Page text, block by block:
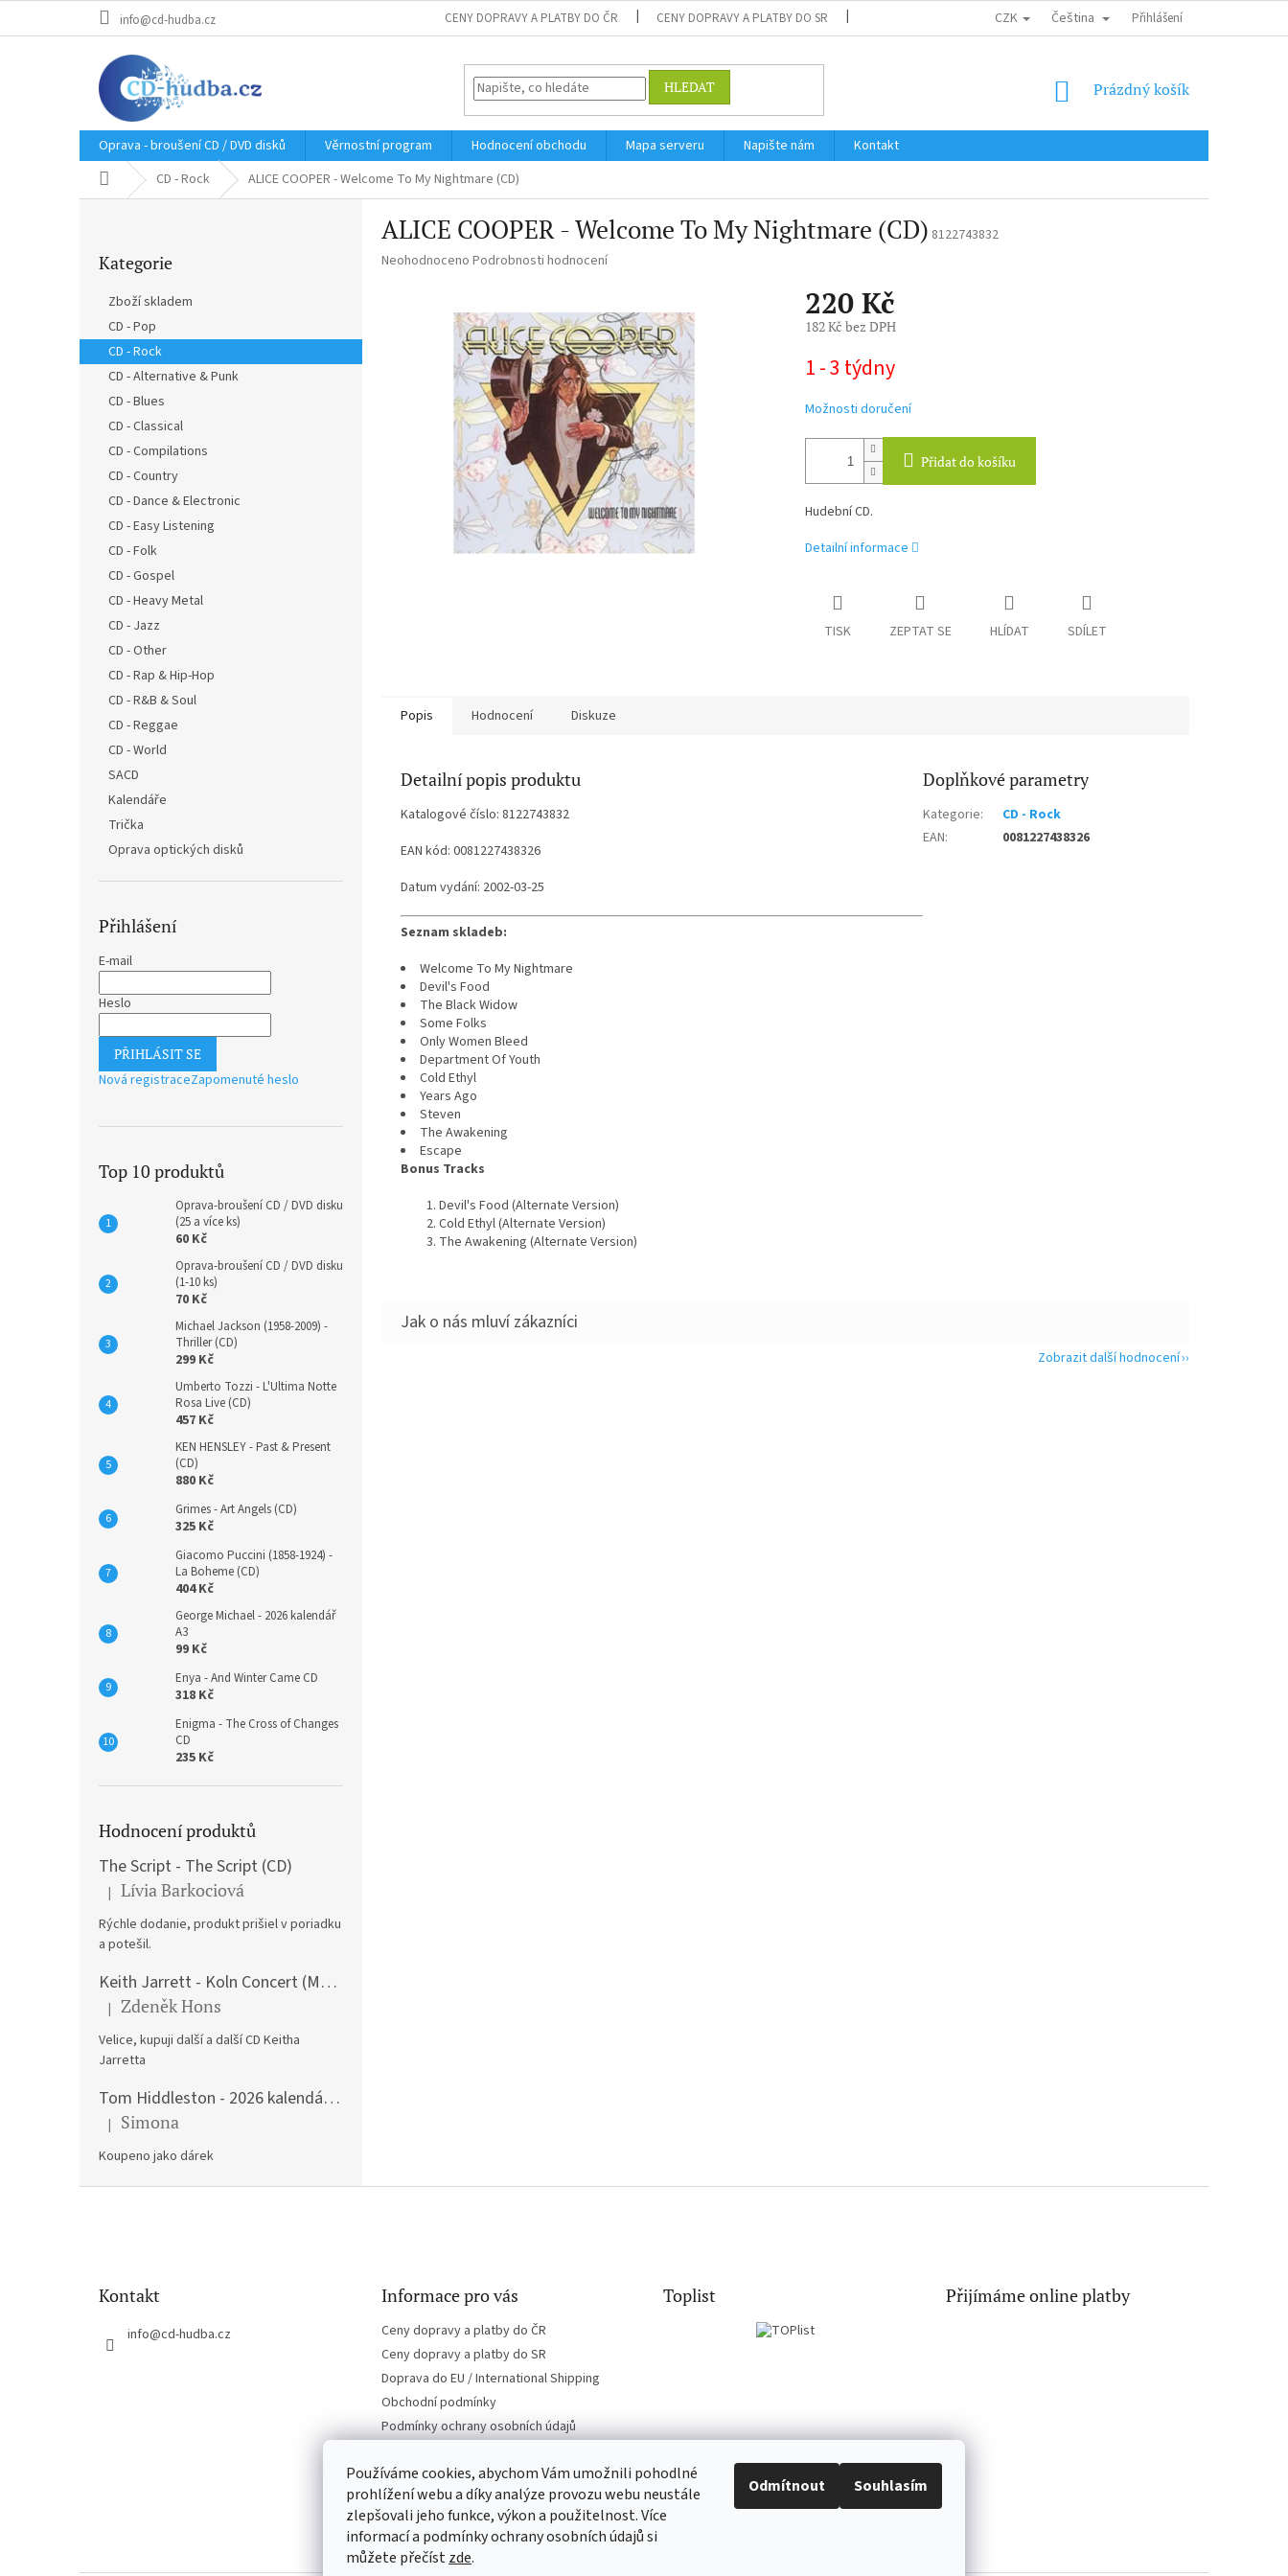
Používáme cookies, abychom Vám umožnili pohodlné
prohlížení webu a díky analýze provozu webu neustále
zlepšovali jeho funkce, výkon a použitelnost. Více
informací a podmínky ochrany osobních údajů si
můžete přečístzde.
Odmítnout Souhlasím
info@cd-hudba.cz CENY DOPRAVY A PLATBY DO ČR CENY DOPRAVY A PLATBY DO SR DOPRAVA DO EU / INTERNATIONAL SHIPPING OBCHODNÍ PODMÍNKY
CZK Čeština Přihlášení
HLEDAT
NÁKUPNÍ
Prázdný košík
Oprava - broušení CD / DVD disků Věrnostní program Hodnocení obchodu Mapa serveru Napište nám
Kontakt
Domů CD - Rock ALICE COOPER - Welcome To My Nightmare (CD)
n
kategorie
Kategorie
Zboží skladem
CD - Pop
CD - Rock
CD - Alternative & Punk
CD - Blues
CD - Classical
CD - Compilations
CD - Country
CD - Dance & Electronic
CD - Easy Listening
CD - Folk
CD - Gospel
CD - Heavy Metal
CD - Jazz
CD - Other
CD - Rap & Hip-Hop
CD - R&B & Soul
CD - Reggae
CD - World
SACD
Kalendáře
Trička
Oprava optických disků
Přihlášení
E-mail
Heslo
PŘIHLÁSIT SE
Nová registraceZapomenuté heslo
Top 10 produktů
Oprava-broušení CD / DVD disku
(25 a více ks)
60 Kč
Oprava-broušení CD / DVD disku
(1-10 ks)
70 Kč
Michael Jackson (1958-2009) -
Thriller (CD)
299 Kč
Umberto Tozzi - L'Ultima Notte
Rosa Live (CD)
457 Kč
KEN HENSLEY - Past & Present
(CD)
880 Kč
Grimes - Art Angels (CD)
325 Kč
Giacomo Puccini (1858-1924) -
La Boheme (CD)
404 Kč
George Michael - 2026 kalendář
A3
99 Kč
Enya - And Winter Came CD
318 Kč
Enigma - The Cross of Changes
CD
235 Kč
Hodnocení produktů
The Script - The Script (CD)
Hodnocení produktu je 5 z 5 hvězdiček.
| Lívia Barkociová
Rýchle dodanie, produkt prišiel v poriadku
a potešil.
Keith Jarrett - Koln Concert (Music CD)
Hodnocení produktu je 5 z 5 hvězdiček.
| Zdeněk Hons
Velice, kupuji další a další CD Keitha
Jarretta
Tom Hiddleston - 2026 kalendář A3
Hodnocení produktu je 5 z 5 hvězdiček.
| Simona
Koupeno jako dárek
ALICE COOPER - Welcome To My Nightmare (CD) 8122743832
Průměrné
Neohodnoceno Podrobnosti hodnocení
220 Kč
182 Kč bez DPH
cena:
1 - 3 týdny
Možnosti doručení
Přidat do košíku
Hudební CD.
Detailní informace
TISK ZEPTAT SE HLÍDAT SDÍLET
Popis Hodnocení Diskuze
Detailní popis produktu
Katalogové číslo: 8122743832
EAN kód: 0081227438326
Datum vydání: 2002-03-25
Seznam skladeb:
Welcome To My Nightmare
Devil's Food
The Black Widow
Some Folks
Only Women Bleed
Department Of Youth
Cold Ethyl
Years Ago
Steven
The Awakening
Escape
Bonus Tracks
Devil's Food (Alternate Version)
Cold Ethyl (Alternate Version)
The Awakening (Alternate Version)
Doplňkové parametry
Kategorie:
CD - Rock
EAN: 0081227438326
Zobrazit další hodnocení
Kontakt
info@cd-hudba.cz
Informace pro vás
Ceny dopravy a platby do ČR
Ceny dopravy a platby do SR
Doprava do EU / International Shipping
Obchodní podmínky
Podmínky ochrany osobních údajů
Toplist Přijímáme online platby
EN-filmy.cz CD-Soundtrack.cz